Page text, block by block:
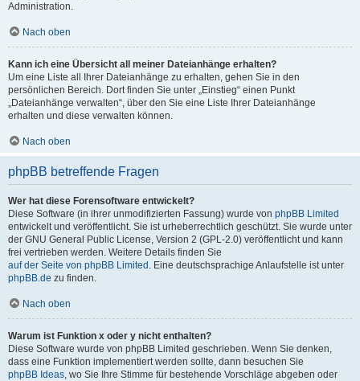
Administration.
Nach oben
Kann ich eine Übersicht all meiner Dateianhänge erhalten?
Um eine Liste all Ihrer Dateianhänge zu erhalten, gehen Sie in den
persönlichen Bereich. Dort finden Sie unter „Einstieg“ einen Punkt
„Dateianhänge verwalten“, über den Sie eine Liste Ihrer Dateianhänge
erhalten und diese verwalten können.
Nach oben
phpBB betreffende Fragen
Wer hat diese Forensoftware entwickelt?
Diese Software (in ihrer unmodifizierten Fassung) wurde von phpBB Limited
entwickelt und veröffentlicht. Sie ist urheberrechtlich geschützt. Sie wurde unter
der GNU General Public License, Version 2 (GPL-2.0) veröffentlicht und kann
frei vertrieben werden. Weitere Details finden Sie
auf der Seite von phpBB Limited . Eine deutschsprachige Anlaufstelle ist unter
phpBB.de zu finden.
Nach oben
Warum ist Funktion x oder y nicht enthalten?
Diese Software wurde von phpBB Limited geschrieben. Wenn Sie denken,
dass eine Funktion implementiert werden sollte, dann besuchen Sie
phpBB Ideas, wo Sie Ihre Stimme für bestehende Vorschläge abgeben oder